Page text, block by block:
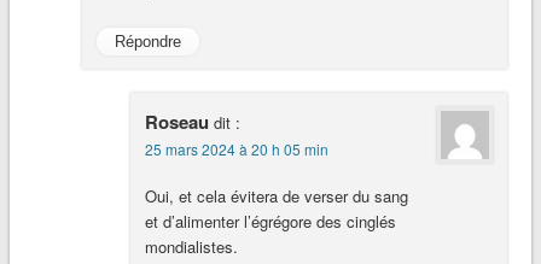
Répondre
Roseau dit :
25 mars 2024 à 20 h 05 min
Oui, et cela évitera de verser du sang
et d’alimenter l’égrégore des cinglés
mondialistes.